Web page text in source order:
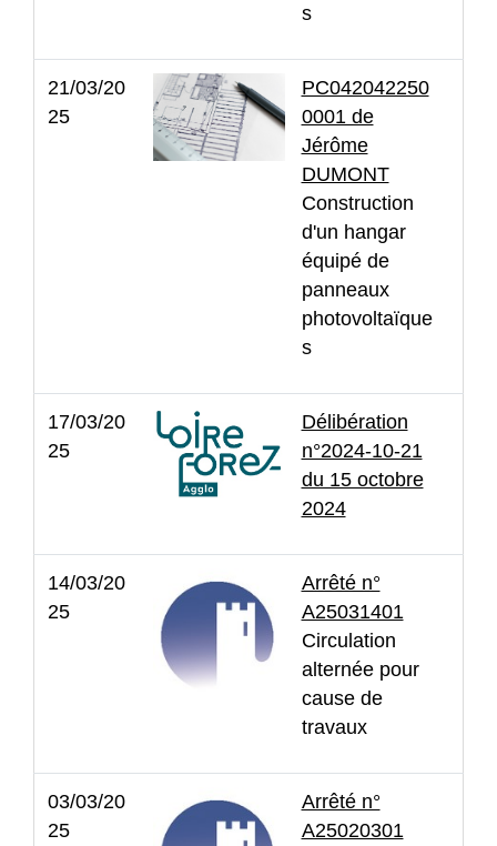
s
21/03/20
25
PC042042250
0001 de
Jérôme
DUMONT
Construction
d'un hangar
équipé de
panneaux
photovoltaïque
s
17/03/20
25
Délibération
n°2024-10-21
du 15 octobre
2024
14/03/20
25
Arrêté n°
A25031401
Circulation
alternée pour
cause de
travaux
03/03/20
25
Arrêté n°
A25020301